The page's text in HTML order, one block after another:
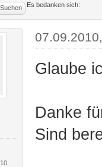
Suchen Es bedanken sich:
Glaube
Danke
Sind